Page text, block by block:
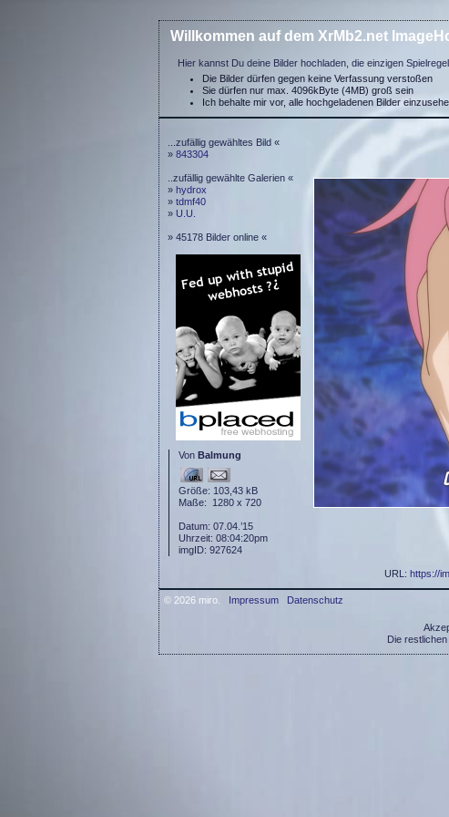
Willkommen auf dem XrMb2.net
Hier kannst Du deine Bilder hochladen, die einzigen
Die Bilder dürfen gegen keine Verfassung verstoßen
Sie dürfen nur max. 4096kByte (4MB) groß sein
Ich behalte mir vor, alle hochgeladenen Bilder
...zufällig gewähltes Bild «
» 843304
..zufällig gewählte Galerien «
» hydrox
» tdmf40
» U.U.
» 45178 Bilder online «
Von Balmung
Größe: 103,43 kB
Maße: 1280 x 720
Datum: 07.04.’15
Uhrzeit: 08:04:20pm
imgID: 927624
URL: https://
© 2026 miro. Impressum Datenschutz
Die